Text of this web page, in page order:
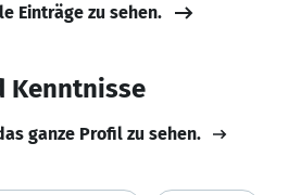
Einträge zu sehen.
Kenntnisse
ganze Profil zu sehen.